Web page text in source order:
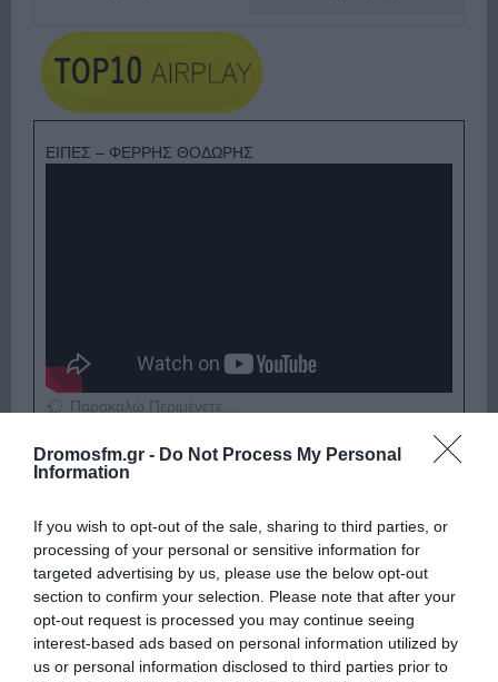
Dromosfm.gr - Do Not Process My Personal
Information
If you wish to opt-out of the sale, sharing to third parties, or
processing of your personal or sensitive information for
targeted advertising by us, please use the below opt-out
section to confirm your selection. Please note that after your
opt-out request is processed you may continue seeing
interest-based ads based on personal information utilized by
us or personal information disclosed to third parties prior to
ΕΙΠΕΣ – ΦΕΡΡΗΣ ΘΟΔΩΡΗΣ
Παρακαλώ Περιμένετε...